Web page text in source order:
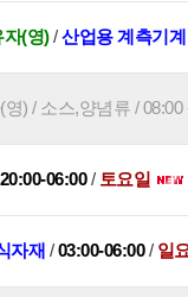
자(영)/산업용 계측기계
) / 소스,양념류 / 08:00
20:00-06:00/ 토요일
자재 /03:00-06:00/ 일